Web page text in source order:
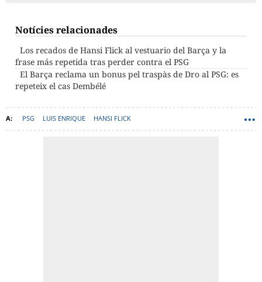
Notícies relacionades
Los recados de Hansi Flick al vestuario del Barça y la
frase más repetida tras perder contra el PSG
El Barça reclama un bonus pel traspàs de Dro al PSG: es
repeteix el cas Dembélé
PSG LUIS ENRIQUE HANSI FLICK